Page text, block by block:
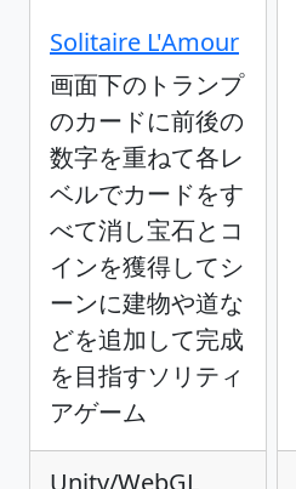
Solitaire L'Amour
画面下のトランプ
のカードに前後の
数字を重ねて各レ
ベルでカードをす
べて消し宝石とコ
インを獲得してシ
ーンに建物や道な
どを追加して完成
を目指すソリティ
アゲーム
Unity/WebGL